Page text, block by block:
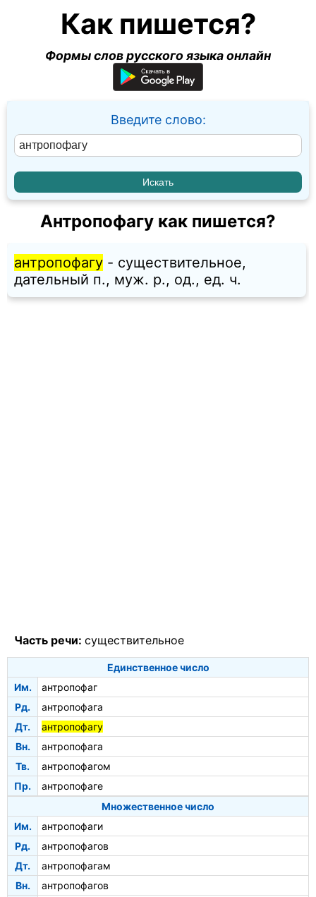
Как пишется?
Формы слов русского языка онлайн
Введите слово:
Антропофагу как пишется?
антропофагу - существительное,
дательный п., муж. p., од., ед. ч.
Часть речи: существительное
Единственное число
Им.
антропофаг
Рд.
антропофага
Дт.
антропофагу
Вн.
антропофага
Тв.
антропофагом
Пр.
антропофаге
Множественное число
Им.
антропофаги
Рд.
антропофагов
Дт.
антропофагам
Вн.
антропофагов